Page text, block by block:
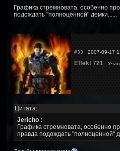
Графика стремновата, особенно
подождать "полноценной" демки......
#33 2007-09-17
Effekt 721
Цитата:
Jericho :
Графика стремновата, особенно
правда подождать "полноценной"